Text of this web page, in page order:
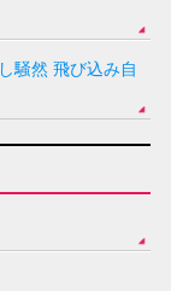
騒然 飛び込み自